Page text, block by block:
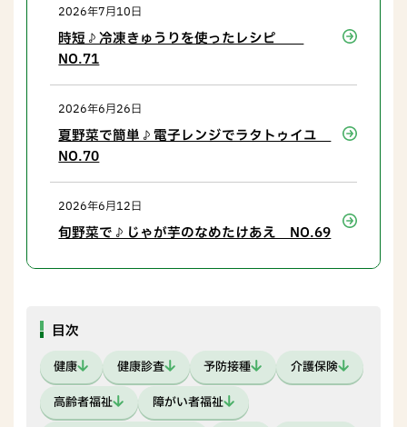
2026年7月10日
時短♪冷凍きゅうりを使ったレシピ
NO.71
2026年6月26日
夏野菜で簡単♪電子レンジでラタトゥイユ
NO.70
2026年6月12日
旬野菜で♪じゃが芋のなめたけあえ NO.69
目次
健康 健康診査 予防接種
介護保険
高齢者福祉
障がい者福祉